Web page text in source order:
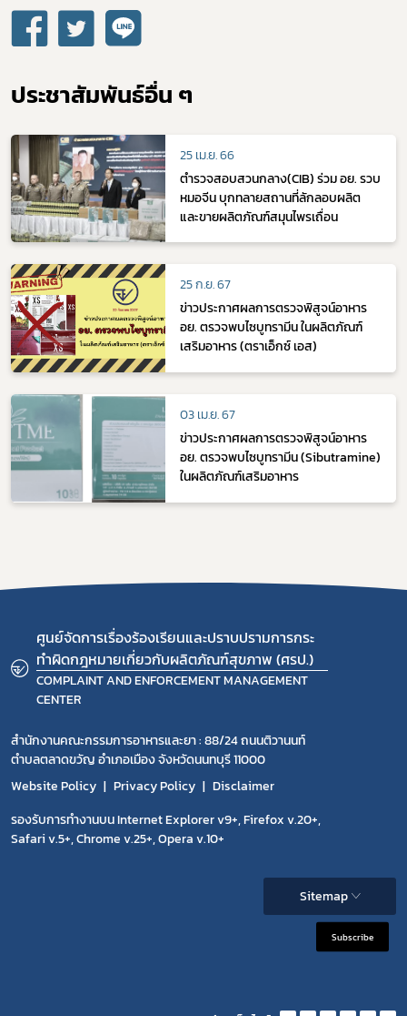
ประชาสัมพันธ์อื่น ๆ
25 เม.ย. 66
ตำรวจสอบสวนกลาง(CIB) ร่วม อย. รวบ
หมอจีน บุกทลายสถานที่ลักลอบผลิต
และขายผลิตภัณฑ์สมุนไพรเถื่อน
25 ก.ย. 67
ข่าวประกาศผลการตรวจพิสูจน์อาหาร
อย. ตรวจพบไซบูทรามีน ในผลิตภัณฑ์
เสริมอาหาร (ตราเอ็กซ์ เอส)
03 เม.ย. 67
ข่าวประกาศผลการตรวจพิสูจน์อาหาร
อย. ตรวจพบไซบูทรามีน (Sibutramine)
ในผลิตภัณฑ์เสริมอาหาร
ศูนย์จัดการเรื่องร้องเรียนและปราบปรามการกระ
ทำผิดกฎหมายเกี่ยวกับผลิตภัณฑ์สุขภาพ (ศรป.)
COMPLAINT AND ENFORCEMENT MANAGEMENT
CENTER
สำนักงานคณะกรรมการอาหารและยา : 88/24 ถนนติวานนท์
ตำบลตลาดขวัญ อำเภอเมือง จังหวัดนนทบุรี 11000
Website Policy
Privacy Policy
Disclaimer
รองรับการทำงานบน Internet Explorer v9+, Firefox v.20+,
Safari v.5+, Chrome v.25+, Opera v.10+
Sitemap
Subscribe